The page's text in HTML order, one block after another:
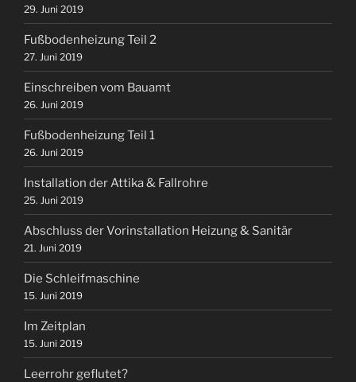
29. Juni 2019
Fußbodenheizung Teil 2
27. Juni 2019
Einschreiben vom Bauamt
26. Juni 2019
Fußbodenheizung Teil 1
26. Juni 2019
Installation der Attika & Fallrohre
25. Juni 2019
Abschluss der Vorinstallation Heizung & Sanitär
21. Juni 2019
Die Schleifmaschine
15. Juni 2019
Im Zeitplan
15. Juni 2019
Leerrohr geflutet?